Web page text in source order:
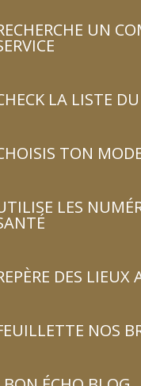
UN
LA LISTE
TON
LES
DES LIEUX
NOS
: non conforme